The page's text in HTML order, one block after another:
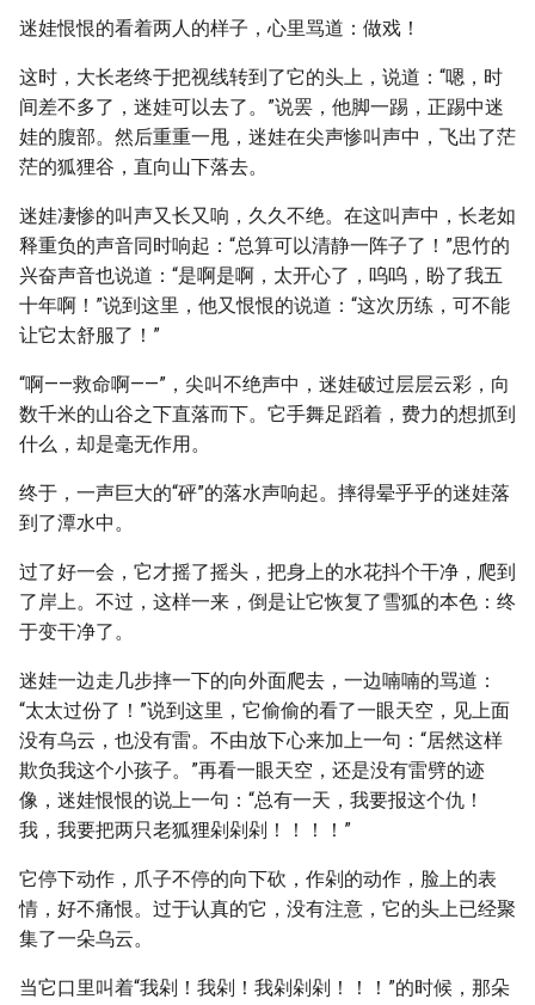
迷娃恨恨的看着两人的样子，心里骂道：做戏！
这时，大长老终于把视线转到了它的头上，说道：“嗯，时
间差不多了，迷娃可以去了。”说罢，他脚一踢，正踢中迷
娃的腹部。然后重重一甩，迷娃在尖声惨叫声中，飞出了茫
茫的狐狸谷，直向山下落去。
迷娃凄惨的叫声又长又响，久久不绝。在这叫声中，长老如
释重负的声音同时响起：“总算可以清静一阵子了！”思竹的
兴奋声音也说道：“是啊是啊，太开心了，呜呜，盼了我五
十年啊！”说到这里，他又恨恨的说道：“这次历练，可不能
让它太舒服了！”
“啊——救命啊——”，尖叫不绝声中，迷娃破过层层云彩，向
数千米的山谷之下直落而下。它手舞足蹈着，费力的想抓到
什么，却是毫无作用。
终于，一声巨大的“砰”的落水声响起。摔得晕乎乎的迷娃落
到了潭水中。
过了好一会，它才摇了摇头，把身上的水花抖个干净，爬到
了岸上。不过，这样一来，倒是让它恢复了雪狐的本色：终
于变干净了。
迷娃一边走几步摔一下的向外面爬去，一边喃喃的骂道：
“太太过份了！”说到这里，它偷偷的看了一眼天空，见上面
没有乌云，也没有雷。不由放下心来加上一句：“居然这样
欺负我这个小孩子。”再看一眼天空，还是没有雷劈的迹
像，迷娃恨恨的说上一句：“总有一天，我要报这个仇！
我，我要把两只老狐狸剁剁剁！！！！”
它停下动作，爪子不停的向下砍，作剁的动作，脸上的表
情，好不痛恨。过于认真的它，没有注意，它的头上已经聚
集了一朵乌云。
当它口里叫着“我剁！我剁！我剁剁剁！！！”的时候，那朵